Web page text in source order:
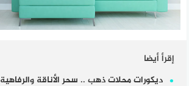
إقرأ أيضا
ديكورات محلات ذهب .. سحر الأناقة والرفاهية